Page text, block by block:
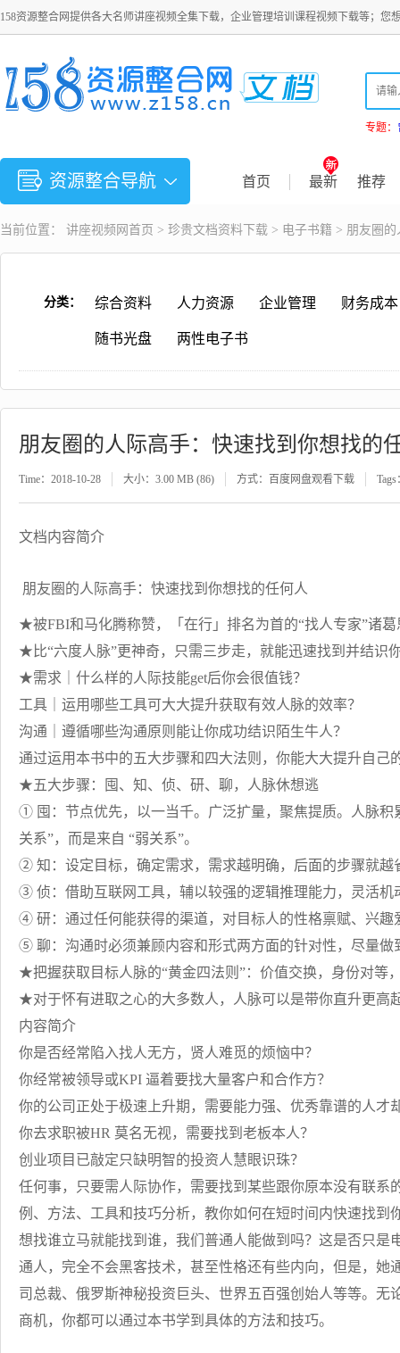
158资源整合网提供各大名师讲座视频全集下载，企业管理培训课程视频下载等；您
专题：
资源整合导航 首页 最新 推荐
当前位置： 讲座视频 网首页 > 珍贵文档资料下载 > 电子书籍 > 朋友圈
分类： 综合资料 人力资源 企业管理 财务成本
随书光盘 两性电子书
朋友圈的人际高手：快速找到你想找的
Time：2018-10-28 大小：3.00 MB (86) 方式：百度网盘观看下载 Tags
文档内容简介
朋友圈的人际高手：快速找到你想找的任何人
★被FBI和马化腾称赞，「在行」排名为首的“找人专家”诸
★比“六度人脉”更神奇，只需三步走，就能迅速找到并结识
★需求｜什么样的人际技能get后你会很值钱？
工具｜运用哪些工具可大大提升获取有效人脉的效率？
沟通｜遵循哪些沟通原则能让你成功结识陌生牛人？
通过运用本书中的五大步骤和四大法则，你能大大提升自己
★五大步骤：囤、知、侦、研、聊，人脉休想逃
① 囤：节点优先，以一当千。广泛扩量，聚焦提质。人脉
关系”，而是来自 “弱关系”。
② 知：设定目标，确定需求，需求越明确，后面的步骤就越
③ 侦：借助互联网工具，辅以较强的逻辑推理能力，灵活机
④ 研：通过任何能获得的渠道，对目标人的性格禀赋、兴
⑤ 聊：沟通时必须兼顾内容和形式两方面的针对性，尽量做
★把握获取目标人脉的“黄金四法则”：价值交换，身份对等
★对于怀有进取之心的大多数人，人脉可以是带你直升更高
内容简介
你是否经常陷入找人无方，贤人难觅的烦恼中？
你经常被领导或KPI 逼着要找大量客户和合作方？
你的公司正处于极速上升期，需要能力强、优秀靠谱的人才
你去求职被HR 莫名无视，需要找到老板本人？
创业项目已敲定只缺明智的投资人慧眼识珠？
任何事，只要需人际协作，需要找到某些跟你原本没有联
例、方法、工具和技巧分析，教你如何在短时间内快速找到
想找谁立马就能找到谁，我们普通人能做到吗？这是否只
通人，完全不会黑客技术，甚至性格还有些内向，但是，
司总裁、俄罗斯神秘投资巨头、世界五百强创始人等等。
商机，你都可以通过本书学到具体的方法和技巧。